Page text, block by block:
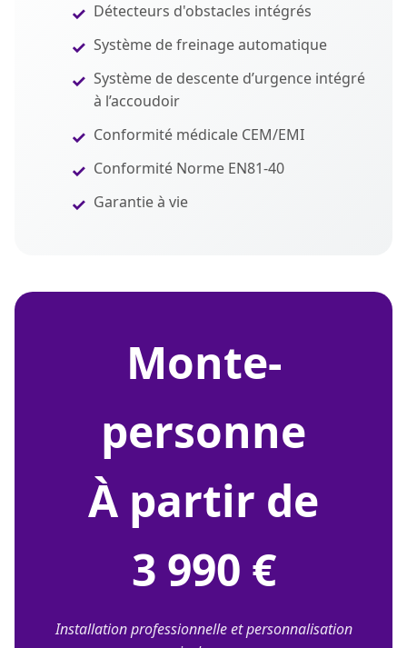
Détecteurs d'obstacles intégrés
Système de freinage automatique
Système de descente d’urgence intégré
à l’accoudoir
Conformité médicale CEM/EMI
Conformité Norme EN81-40
Garantie à vie
monte-
personne
À partir de
3 990 €
Installation professionnelle et personnalisation